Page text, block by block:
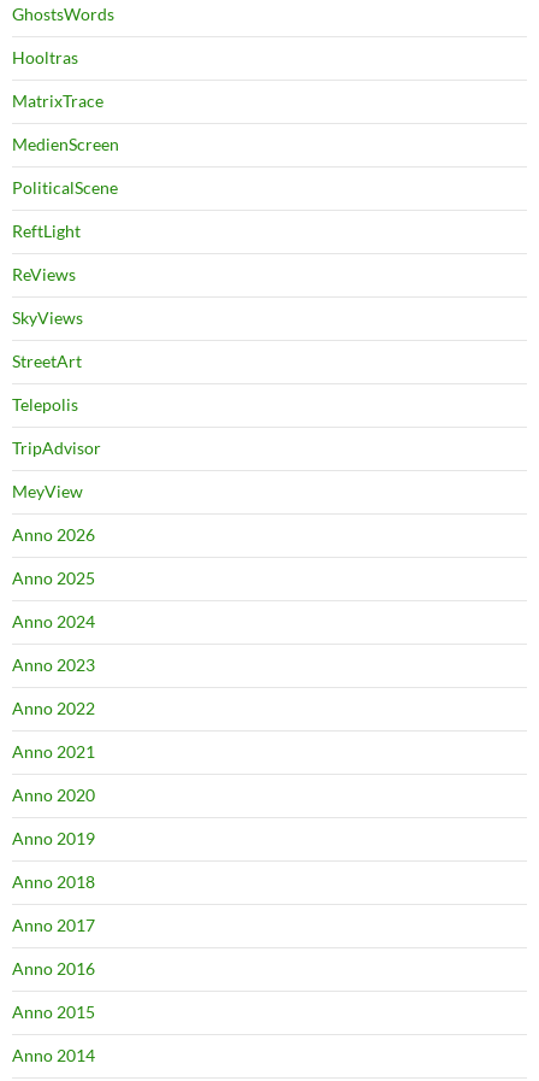
GhostsWords
Hooltras
MatrixTrace
MedienScreen
PoliticalScene
ReftLight
ReViews
SkyViews
StreetArt
Telepolis
TripAdvisor
MeyView
Anno 2026
Anno 2025
Anno 2024
Anno 2023
Anno 2022
Anno 2021
Anno 2020
Anno 2019
Anno 2018
Anno 2017
Anno 2016
Anno 2015
Anno 2014